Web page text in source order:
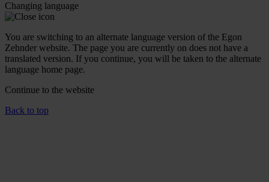
Changing language
You are switching to an alternate language version of the Egon
Zehnder website. The page you are currently on does not have a
translated version. If you continue, you will be taken to the alternate
language home page.
Continue to the website
Back to top